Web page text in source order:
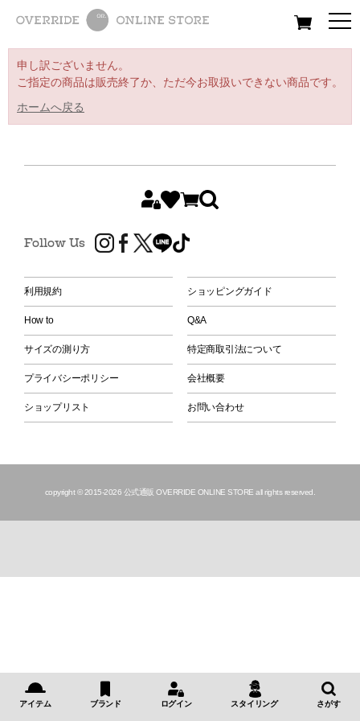
All Women Men
申し訳ございません。
ご指定の商品は販売終了か、ただ今お取扱いできない商品です。
ホームへ戻る
Follow Us
利用規約 ショッピングガイド
How to Q&A
サイズの測り方 特定商取引法について
プライバシーポリシー 会社概要
ショップリスト お問い合わせ
copyright © 2015-2026 公式通販 OVERRIDE ONLINE STORE all rights reserved.
アイテム ブランド ログイン スタイリング さがす